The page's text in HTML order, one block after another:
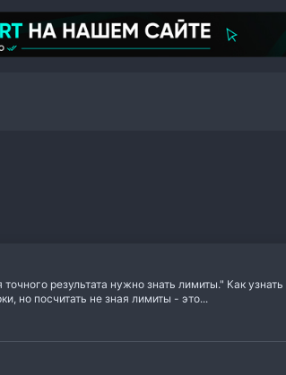
результата нужно знать лимиты." Как
но посчитать не зная лимиты - это...